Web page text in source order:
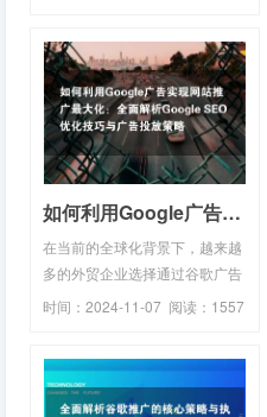
如何利用Google广告实现网站推广最大化：全面解析Google SEO优化技巧与广告投放策略
在当前的全球化背景下，越来越
多的外贸企业选择通过谷歌广告
来实现品牌曝光和销...
时间：2024-11-07 阅读：1557